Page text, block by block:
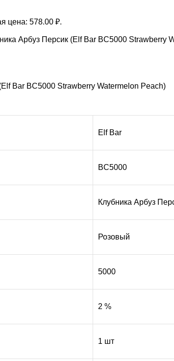
цена: 578.00 ₽.
Арбуз Персик (Elf Bar BC5000 Strawberry
Bar BC5000 Strawberry Watermelon Peach)
Elf Bar
BC5000
Клубника Арбуз
Розовый
5000
2 %
1 шт